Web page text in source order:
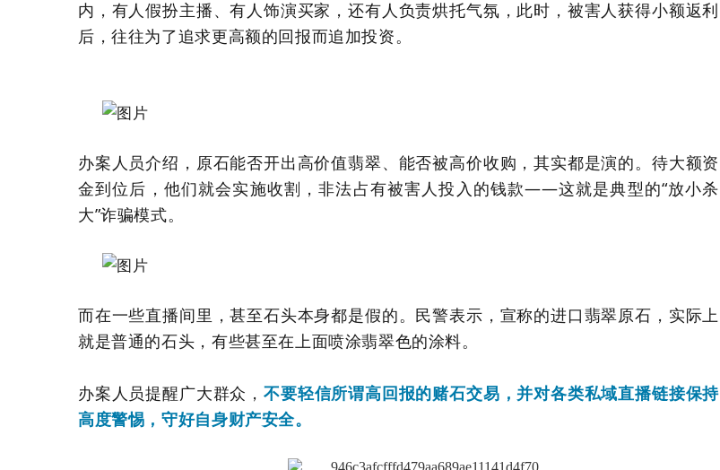
内，有人假扮主播、有人饰演买家，还有人负责烘托气氛，此时，被害人获得小额返利
后，往往为了追求更高额的回报而追加投资。
办案人员介绍，原石能否开出高价值翡翠、能否被高价收购，其实都是演的。待大额资
金到位后，他们就会实施收割，非法占有被害人投入的钱款——这就是典型的“放小杀
大”诈骗模式。
而在一些直播间里，甚至石头本身都是假的。民警表示，宣称的进口翡翠原石，实际上
就是普通的石头，有些甚至在上面喷涂翡翠色的涂料。
办案人员提醒广大群众，不要轻信所谓高回报的赌石交易，并对各类私域直播链接保持
高度警惕，守好自身财产安全。